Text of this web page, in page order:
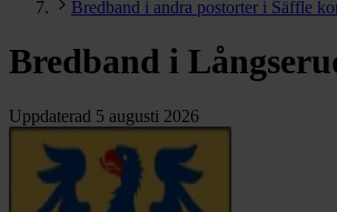
Bredband i andra postorter i Säffle
Bredband i
Uppdaterad 5 augusti 2026